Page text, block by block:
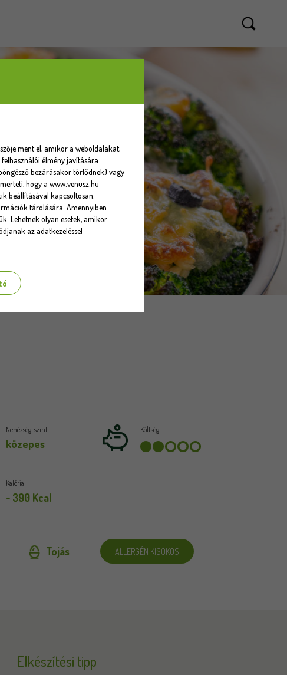
ment el, amikor a weboldalakat,
élmény javítására
bezárásakor törlődnek) vagy
hogy a www.venusz.hu
beállításával kapcsoltosan.
tárolására. Amennyiben
Lehetnek olyan esetek, amikor
az adatkezeléssel
Nehézségi szint
közepes
Költség
Kalória
~ 390 Kcal
Tojás ALLERGÉN KISOKOS
Elkészítési tipp